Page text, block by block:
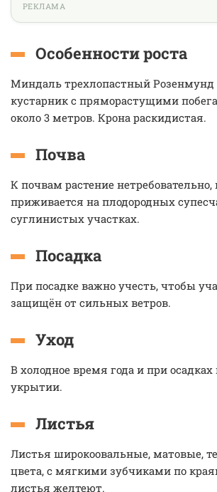
РЕКЛАМА
Особенности роста
Миндаль трехлопастный
кустарник с пряморастущими
около 3 метров. Крона раскидистая.
Почва
К почвам растение
приживается на плодородных
суглинистых участках.
Посадка
При посадке важно учесть, чтобы
защищён от сильных ветров.
Уход
В холодное время года и при
укрытии.
Листья
Листья широкоовальные, матовые,
цвета, с мягкими зубчиками по
листья желтеют.